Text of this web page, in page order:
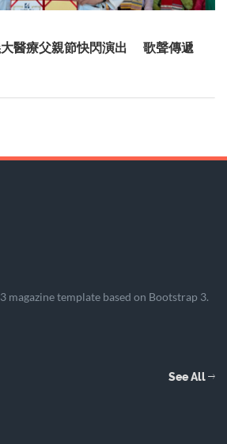
醫療父親節快閃演出 歌聲傳遞
magazine template based on Bootstrap 3.
See All